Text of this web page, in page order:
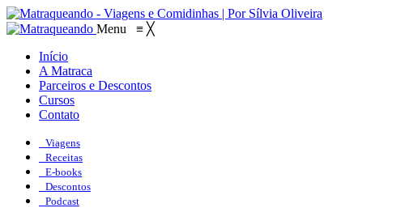
Menu ≡ ╳
Início
A Matraca
Parceiros e Descontos
Cursos
Contato
Viagens
Receitas
E-books
Descontos
Podcast